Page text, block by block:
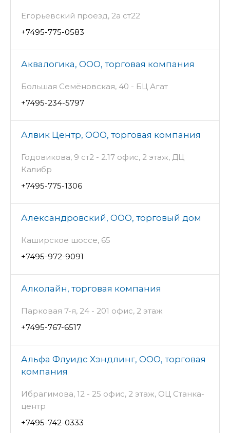
Егорьевский проезд, 2а ст22
+7495-775-0583
Аквалогика, ООО, торговая компания
Большая Семёновская, 40 - БЦ Агат
+7495-234-5797
Алвик Центр, ООО, торговая компания
Годовикова, 9 ст2 - 2.17 офис, 2 этаж, ДЦ
Калибр
+7495-775-1306
Александровский, ООО, торговый дом
Каширское шоссе, 65
+7495-972-9091
Алколайн, торговая компания
Парковая 7-я, 24 - 201 офис, 2 этаж
+7495-767-6517
Альфа Флуидс Хэндлинг, ООО, торговая
компания
Ибрагимова, 12 - 25 офис, 2 этаж, ОЦ Станка-
центр
+7495-742-0333